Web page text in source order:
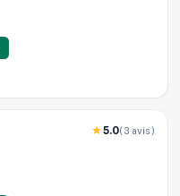
5.0(3 avis)